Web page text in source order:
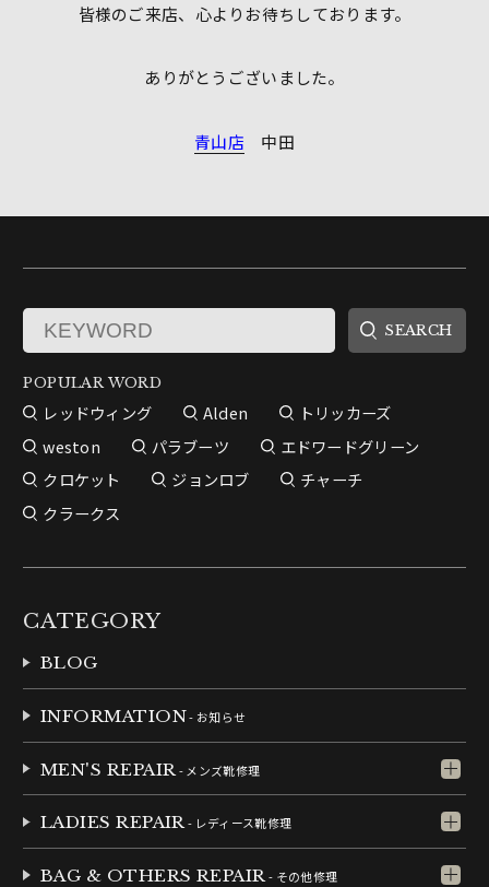
皆様のご来店、心よりお待ちしております。
ありがとうございました。
青山店 中田
POPULAR WORD
レッドウィング Alden
トリッカーズ
weston
パラブーツ
エドワードグリーン
クロケット
ジョンロブ
チャーチ
クラークス
CATEGORY
BLOG
INFORMATION- お知らせ
MEN'S REPAIR - メンズ靴修理
LADIES REPAIR- レディース靴修理
BAG & OTHERS REPAIR- その他修理